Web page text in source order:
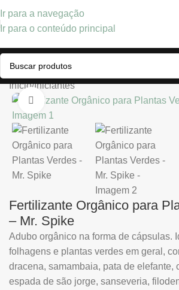
Ir para a navegação
Ir para o conteúdo principal
Início/Iniciantes
Clique para ampliar
Fertilizante Orgânico para
– Mr. Spike
Adubo orgânico na forma de cápsulas.
folhagens e plantas verdes em geral,
dracena, samambaia, pata de elefante,
espada de são jorge, sanseveria,